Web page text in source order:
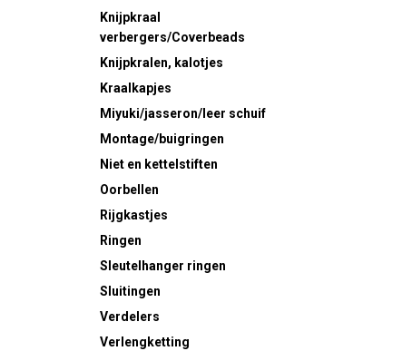
Knijpkraal
verbergers/Coverbeads
Knijpkralen, kalotjes
Kraalkapjes
Miyuki/jasseron/leer schuif
Montage/buigringen
Niet en kettelstiften
Oorbellen
Rijgkastjes
Ringen
Sleutelhanger ringen
Sluitingen
Verdelers
Verlengketting